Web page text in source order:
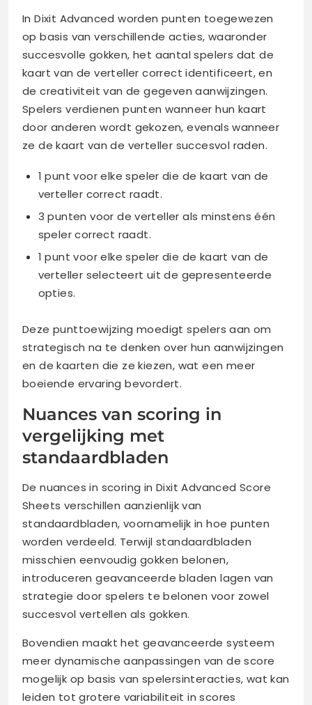
In Dixit Advanced worden punten toegewezen
op basis van verschillende acties, waaronder
succesvolle gokken, het aantal spelers dat de
kaart van de verteller correct identificeert, en
de creativiteit van de gegeven aanwijzingen.
Spelers verdienen punten wanneer hun kaart
door anderen wordt gekozen, evenals wanneer
ze de kaart van de verteller succesvol raden.
1 punt voor elke speler die de kaart van de
verteller correct raadt.
3 punten voor de verteller als minstens één
speler correct raadt.
1 punt voor elke speler die de kaart van de
verteller selecteert uit de gepresenteerde
opties.
Deze punttoewijzing moedigt spelers aan om
strategisch na te denken over hun aanwijzingen
en de kaarten die ze kiezen, wat een meer
boeiende ervaring bevordert.
Nuances van scoring in
vergelijking met
standaardbladen
De nuances in scoring in Dixit Advanced Score
Sheets verschillen aanzienlijk van
standaardbladen, voornamelijk in hoe punten
worden verdeeld. Terwijl standaardbladen
misschien eenvoudig gokken belonen,
introduceren geavanceerde bladen lagen van
strategie door spelers te belonen voor zowel
succesvol vertellen als gokken.
Bovendien maakt het geavanceerde systeem
meer dynamische aanpassingen van de score
mogelijk op basis van spelersinteracties, wat kan
leiden tot grotere variabiliteit in scores